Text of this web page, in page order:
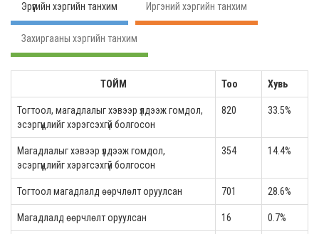
Эрүүгийн хэргийн танхим Иргэний хэргийн танхим
Захиргааны хэргийн танхим
ТОЙМ Тоо Хувь
Тогтоол, магадлалыг хэвээр үлдээж гомдол,
эсэргүүцлийг хэрэгсэхгүй болгосон
820 33.5%
Магадлалыг хэвээр үлдээж гомдол,
эсэргүүцлийг хэрэгсэхгүй болгосон
354 14.4%
Тогтоол магадлалд өөрчлөлт оруулсан 701 28.6%
Магадлалд өөрчлөлт оруулсан 16 0.7%